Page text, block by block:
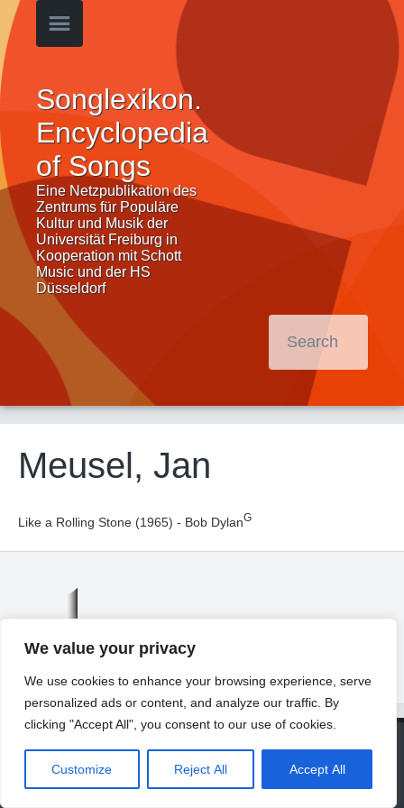
We value your privacy
We use cookies to enhance your browsing experience, serve
personalized ads or content, and analyze our traffic. By
clicking "Accept All", you consent to our use of cookies.
Customize Reject All Accept All
Songlexikon.
Encyclopedia
of Songs
Eine Netzpublikation des
Zentrums für Populäre
Kultur und Musik der
Universität Freiburg in
Kooperation mit Schott
Music und der HS
Düsseldorf
Meusel, Jan
Like a Rolling Stone (1965) - Bob DylanG
© 2026 Universität Freiburg
About Contact Privacy Declaration Legal Notice